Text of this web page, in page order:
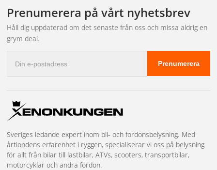
Prenumerera på vårt nyhetsbrev
Håll dig uppdaterad om det senaste från oss och missa aldrig en
grym deal.
postadress
Prenumerera
Sveriges ledande expert inom bil- och fordonsbelysning. Med
årtiondens erfarenhet i ryggen, specialiserar vi oss på belysning
för allt från bilar till lastbilar, ATVs, scooters, transportbilar,
motorcyklar och andra fordon.